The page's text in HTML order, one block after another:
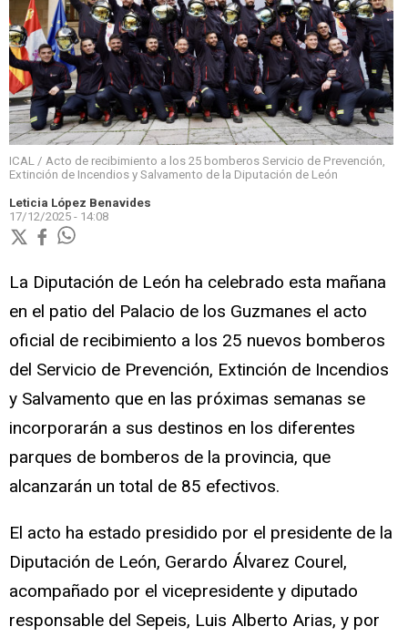
ICAL / Acto de recibimiento a los 25 bomberos Servicio de Prevención,
Extinción de Incendios y Salvamento de la Diputación de León
Leticia López Benavides
17/12/2025 - 14:08
La Diputación de León ha celebrado esta mañana
en el patio del Palacio de los Guzmanes el acto
oficial de recibimiento a los 25 nuevos bomberos
del Servicio de Prevención, Extinción de Incendios
y Salvamento que en las próximas semanas se
incorporarán a sus destinos en los diferentes
parques de bomberos de la provincia, que
alcanzarán un total de 85 efectivos.
El acto ha estado presidido por el presidente de la
Diputación de León, Gerardo Álvarez Courel,
acompañado por el vicepresidente y diputado
responsable del Sepeis, Luis Alberto Arias, y por